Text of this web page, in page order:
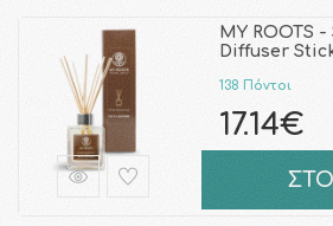
MY ROOTS
Diffuser
138 Πόντοι
17.14€